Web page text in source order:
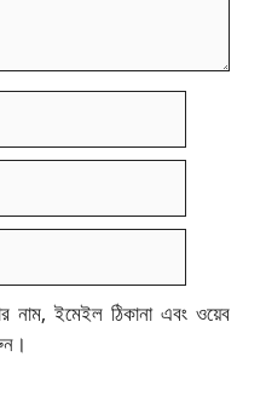
নাম, ইমেইল ঠিকানা এবং ওয়েব